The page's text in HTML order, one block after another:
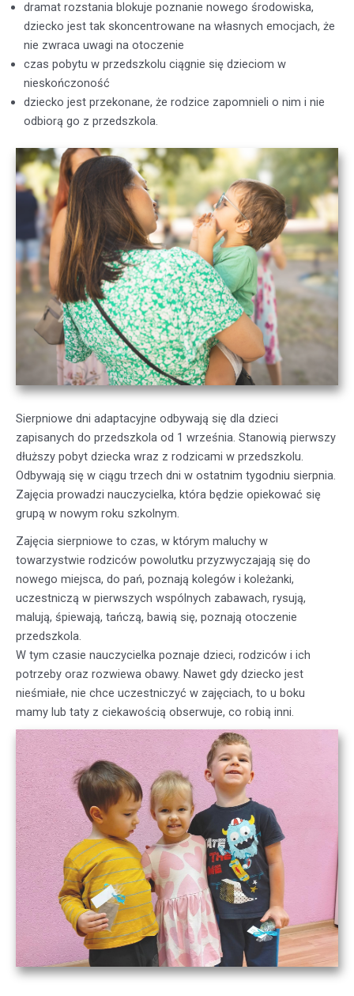
dramat rozstania blokuje poznanie nowego środowiska,
dziecko jest tak skoncentrowane na własnych emocjach, że
nie zwraca uwagi na otoczenie
czas pobytu w przedszkolu ciągnie się dzieciom w
nieskończoność
dziecko jest przekonane, że rodzice zapomnieli o nim i nie
odbiorą go z przedszkola.
Sierpniowe dni adaptacyjne odbywają się dla dzieci
zapisanych do przedszkola od 1 września. Stanowią pierwszy
dłuższy pobyt dziecka wraz z rodzicami w przedszkolu.
Odbywają się w ciągu trzech dni w ostatnim tygodniu sierpnia.
Zajęcia prowadzi nauczycielka, która będzie opiekować się
grupą w nowym roku szkolnym.
Zajęcia sierpniowe to czas, w którym maluchy w
towarzystwie rodziców powolutku przyzwyczajają się do
nowego miejsca, do pań, poznają kolegów i koleżanki,
uczestniczą w pierwszych wspólnych zabawach, rysują,
malują, śpiewają, tańczą, bawią się, poznają otoczenie
przedszkola.
W tym czasie nauczycielka poznaje dzieci, rodziców i ich
potrzeby oraz rozwiewa obawy. Nawet gdy dziecko jest
nieśmiałe, nie chce uczestniczyć w zajęciach, to u boku
mamy lub taty z ciekawością obserwuje, co robią inni.